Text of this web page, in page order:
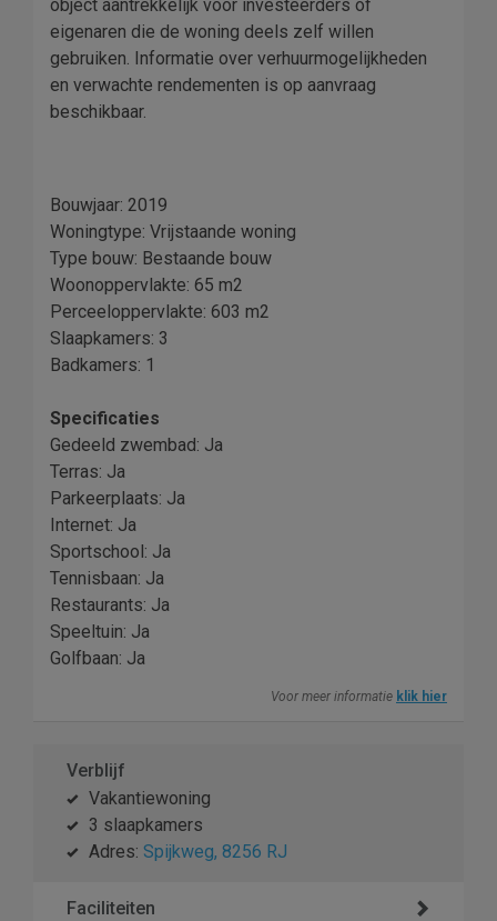
object aantrekkelijk voor investeerders of
eigenaren die de woning deels zelf willen
gebruiken. Informatie over verhuurmogelijkheden
en verwachte rendementen is op aanvraag
beschikbaar.
Bouwjaar: 2019
Woningtype: Vrijstaande woning
Type bouw: Bestaande bouw
Woonoppervlakte: 65 m2
Perceeloppervlakte: 603 m2
Slaapkamers: 3
Badkamers: 1
Specificaties
Gedeeld zwembad: Ja
Terras: Ja
Parkeerplaats: Ja
Internet: Ja
Sportschool: Ja
Tennisbaan: Ja
Restaurants: Ja
Speeltuin: Ja
Golfbaan: Ja
Voor meer informatie klik hier
Verblijf
Vakantiewoning
3 slaapkamers
Adres: Spijkweg, 8256 RJ
Faciliteiten